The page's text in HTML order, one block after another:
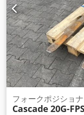
フォークポジショ
Cascade 20G-